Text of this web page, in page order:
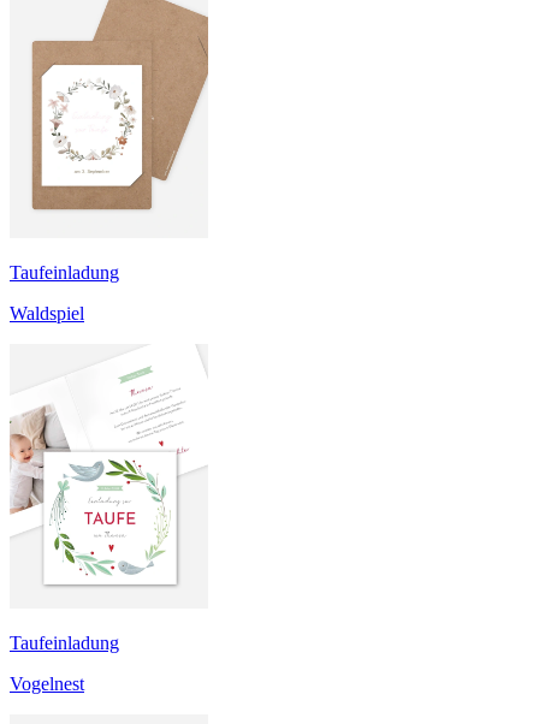
Taufeinladung
Waldspiel
Taufeinladung
Vogelnest